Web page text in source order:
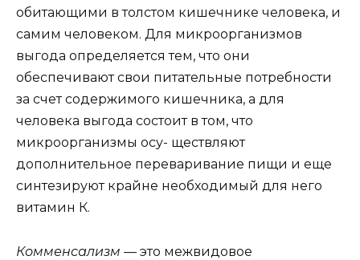
обитающими в толстом кишечнике человека, и
самим человеком. Для микроорганизмов
выгода определяется тем, что они
обеспечивают свои питательные потребности
за счет содержимого кишечника, а для
человека выгода состоит в том, что
микроорганизмы осу- ществляют
дополнительное переваривание пищи и еще
синтезируют крайне необходимый для него
витамин К.
Комменсализм — это межвидовое